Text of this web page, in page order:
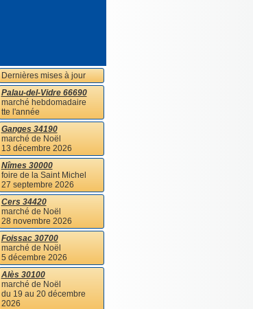
Dernières mises à jour
Palau-del-Vidre 66690
marché hebdomadaire
tte l'année
Ganges 34190
marché de Noël
13 décembre 2026
Nîmes 30000
foire de la Saint Michel
27 septembre 2026
Cers 34420
marché de Noël
28 novembre 2026
Foissac 30700
marché de Noël
5 décembre 2026
Alès 30100
marché de Noël
du 19 au 20 décembre
2026